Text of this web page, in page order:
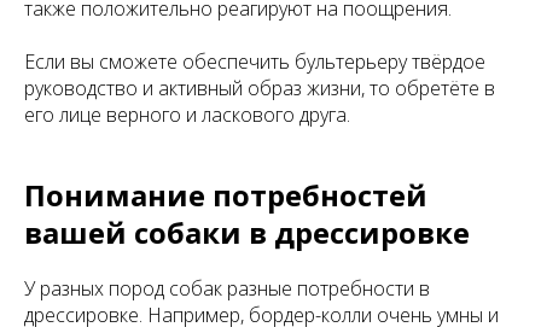
также положительно реагируют на поощрения.
Если вы сможете обеспечить бультерьеру твёрдое
руководство и активный образ жизни, то обретёте в
его лице верного и ласкового друга.
Понимание потребностей
вашей собаки в дрессировке
У разных пород собак разные потребности в
дрессировке. Например, бордер-колли очень умны и